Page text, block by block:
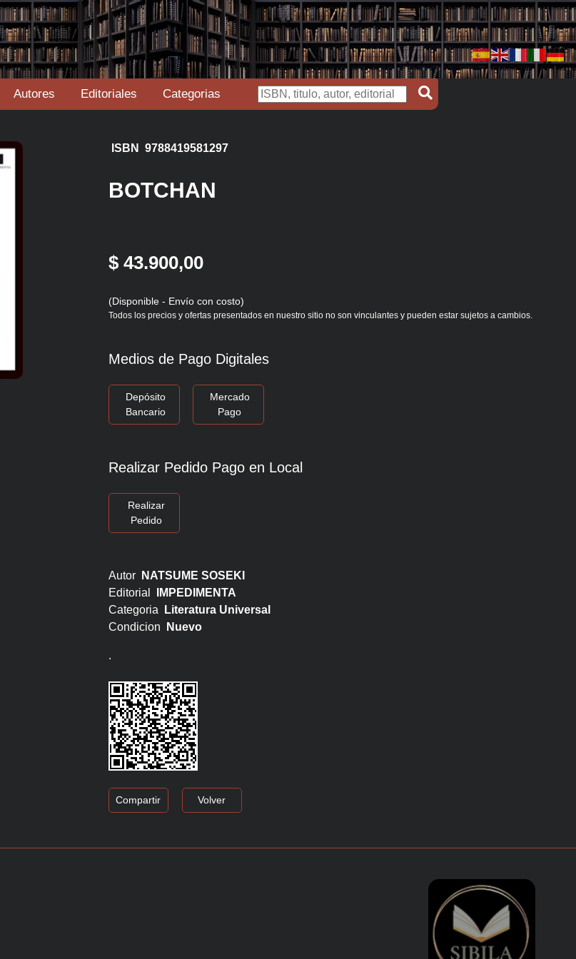
Autores Editoriales Categorias
ISBN 9788419581297
BOTCHAN
$ 43.900,00
(Disponible - Envío con costo)
Todos los precios y ofertas presentados en nuestro sitio no son vinculantes y pueden estar sujetos a cambios.
Medios de Pago Digitales
Depósito
Bancario
Mercado
Pago
Realizar Pedido Pago en Local
Realizar
Pedido
Autor
NATSUME SOSEKI
Editorial
IMPEDIMENTA
Categoria
Literatura Universal
Condicion
Nuevo
.
Compartir Volver